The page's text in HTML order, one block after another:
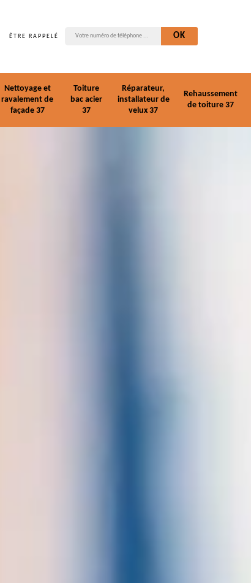
ÊTRE RAPPELÉ
Nettoyage et
ravalement de
façade 37
Toiture
bac acier
37
Réparateur,
installateur de
velux 37
Rehaussement
de toiture 37